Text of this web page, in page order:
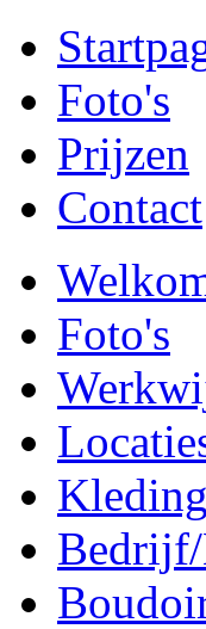
Foto's
Prijzen
Contact
Foto's